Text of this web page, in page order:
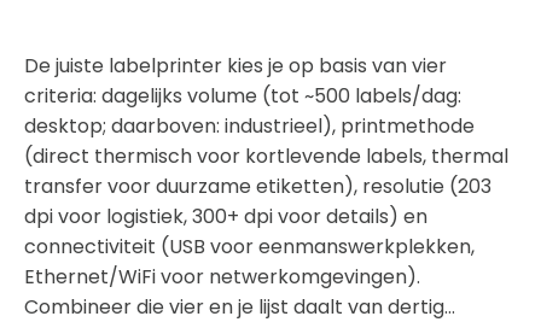
De juiste labelprinter kies je op basis van vier
criteria: dagelijks volume (tot ~500 labels/dag:
desktop; daarboven: industrieel), printmethode
(direct thermisch voor kortlevende labels, thermal
transfer voor duurzame etiketten), resolutie (203
dpi voor logistiek, 300+ dpi voor details) en
connectiviteit (USB voor eenmanswerkplekken,
Ethernet/WiFi voor netwerkomgevingen).
Combineer die vier en je lijst daalt van dertig…